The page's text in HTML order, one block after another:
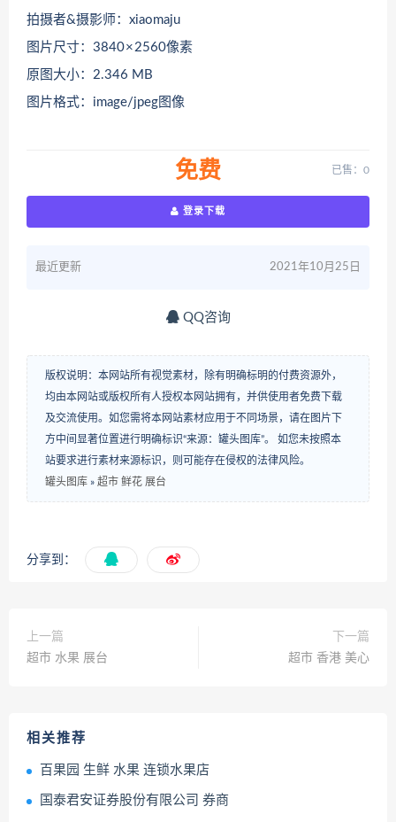
拍摄者&摄影师：xiaomaju
图片尺寸：3840 × 2560像素
原图大小：2.346 MB
图片格式：image/jpeg图像
免费 已售：0
登录下载
最近更新 2021年10月25日
QQ咨询
版权说明：本网站所有视觉素材，除有明确标明的付费资源外，
均由本网站或版权所有人授权本网站拥有，并供使用者免费下载
及交流使用。如您需将本网站素材应用于不同场景，请在图片下
方中间显著位置进行明确标识“来源：罐头图库”。 如您未按照本
站要求进行素材来源标识，则可能存在侵权的法律风险。
罐头图库 » 超市 鲜花 展台
分享到：
上一篇
超市 水果 展台
下一篇
超市 香港 美心
相关推荐
百果园 生鲜 水果 连锁水果店
国泰君安证券股份有限公司 券商